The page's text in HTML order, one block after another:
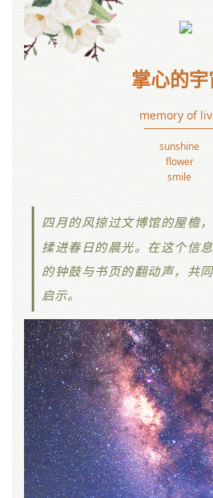
掌心的宇
memory of
sunshine
flower
smile
四月的风掠过文博馆的屋檐
揉进春日的晨光。在这个信
的钟鼓与书页的翻动声，共
启示。